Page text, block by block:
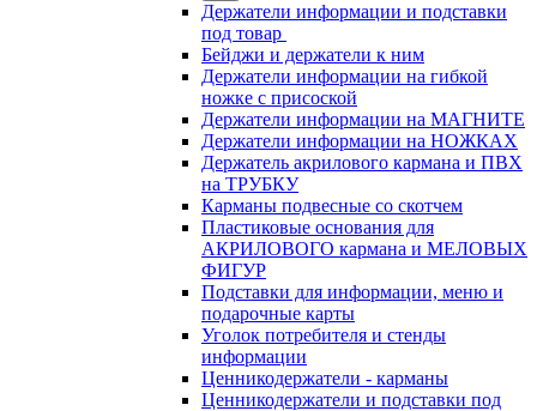
Держатели информации и подставки
под товар
Бейджи и держатели к ним
Держатели информации на гибкой
ножке с присоской
Держатели информации на МАГНИТЕ
Держатели информации на НОЖКАХ
Держатель акрилового кармана и ПВХ
на ТРУБКУ
Карманы подвесные со скотчем
Пластиковые основания для
АКРИЛОВОГО кармана и МЕЛОВЫХ
ФИГУР
Подставки для информации, меню и
подарочные карты
Уголок потребителя и стенды
информации
Ценникодержатели - карманы
Ценникодержатели и подставки под